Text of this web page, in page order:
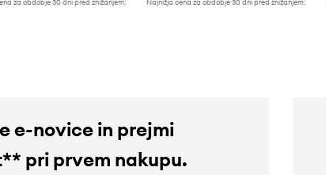
za obdobje 30 dni pred znižanjem:
Najnižja cena za obdobje 30 dni pred znižanjem:
e-novice in prejmi
pri prvem nakupu.